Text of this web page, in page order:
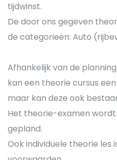
tijdwinst.
De door ons gegeven
de categorieën: Auto
Afhankelijk van de
kan een theorie cursus
maar kan deze ook
Het theorie-examen
gepland.
Ook individuele theorie les